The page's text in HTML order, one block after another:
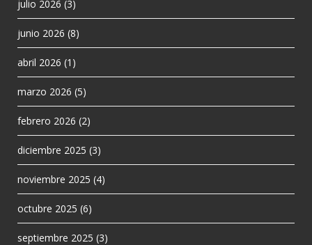
julio 2026 (3)
junio 2026 (8)
abril 2026 (1)
marzo 2026 (5)
febrero 2026 (2)
diciembre 2025 (3)
noviembre 2025 (4)
octubre 2025 (6)
septiembre 2025 (3)